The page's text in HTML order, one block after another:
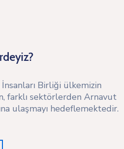
Birliği ülkemizin
farklı sektörlerden Arnavut
ulaşmayı hedeflemektedir.